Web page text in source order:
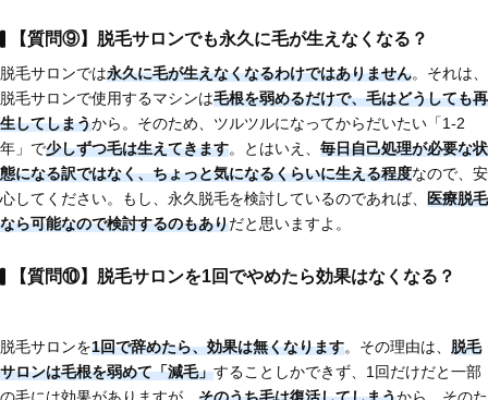
【質問⑨】脱毛サロンでも永久に毛が生えなくなる？
脱毛サロンでは永久に毛が生えなくなるわけではありません。それは、
脱毛サロンで使用するマシンは毛根を弱めるだけで、毛はどうしても再
生してしまうから。そのため、ツルツルになってからだいたい「1-2
年」で少しずつ毛は生えてきます。とはいえ、 毎日自己処理が必要な状
態になる訳ではなく、ちょっと気になるくらいに生える程度なので、安
心してください。もし、永久脱毛を検討しているのであれば、 医療脱毛
なら可能なので検討するのもありだと思いますよ。
【質問⑩】脱毛サロンを1回でやめたら効果はなくなる？
脱毛サロンを1回で辞めたら、効果は無くなります。その理由は、 脱毛
サロンは毛根を弱めて「減毛」することしかできず、1回だけだと一部
の毛には効果がありますが、 そのうち毛は復活してしまうから。そのた